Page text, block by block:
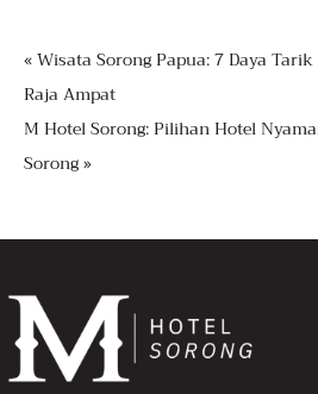
« Wisata Sorong Papua: 7 Daya
Raja Ampat
M Hotel Sorong: Pilihan Hotel
Sorong »